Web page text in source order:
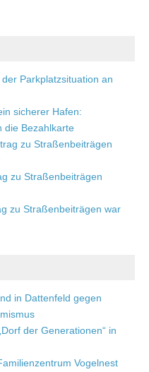
Parkplatzsituation an
sicherer Hafen:
die Bezahlkarte
zu Straßenbeiträgen
zu Straßenbeiträgen
zu Straßenbeiträgen war
in Dattenfeld gegen
der Generationen“ in
Vogelnest